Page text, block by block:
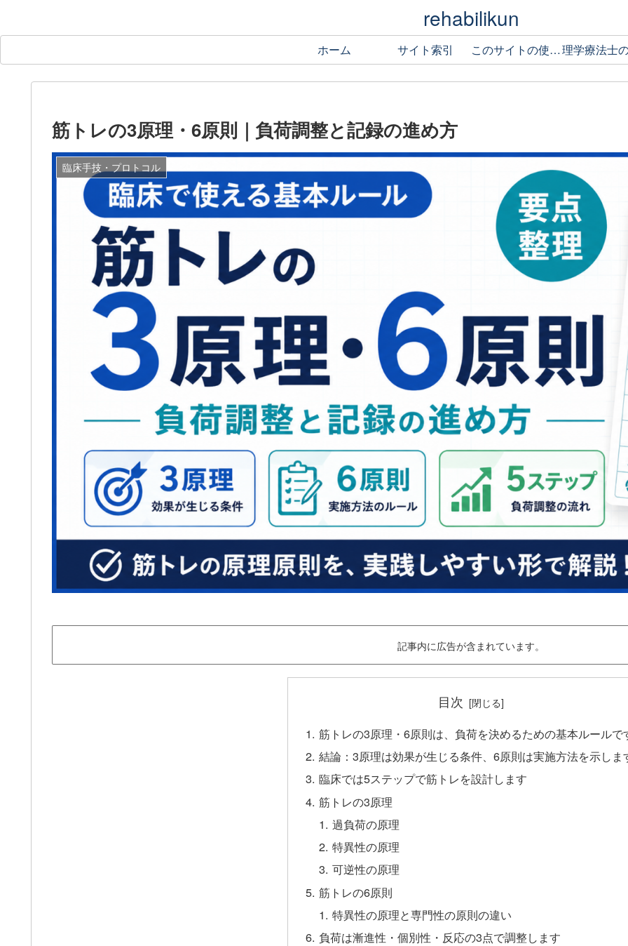
rehabilikun
ホーム サイト索引 このサイトの使い方
筋トレの3原理・6原則｜負荷調整と記録の進め方
臨床手技・プロトコル
記事内に広告が含まれています。
目次
筋トレの3原理・6原則は、負荷を決めるための基本ルールで
結論：3原理は効果が生じる条件、6原則は実施方法を示しま
臨床では5ステップで筋トレを設計します
筋トレの3原理
過負荷の原理
特異性の原理
可逆性の原理
筋トレの6原則
特異性の原理と専門性の原則の違い
負荷は漸進性・個別性・反応の3点で調整します